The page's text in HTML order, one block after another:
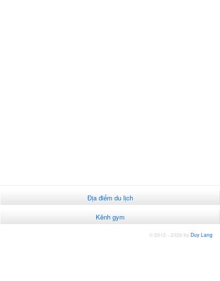
Địa điểm du lịch
Kênh gym
© 2012 - 2026 by Duy Lang